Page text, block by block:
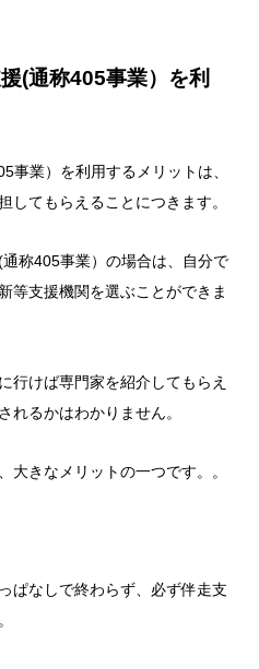
(通称405事業）を利
事業）を利用するメリットは、
してもらえることにつきます。
称405事業）の場合は、自分で
等支援機関を選ぶことができま
行けば専門家を紹介してもらえ
れるかはわかりません。
大きなメリットの一つです。。
ぱなしで終わらず、必ず伴走支